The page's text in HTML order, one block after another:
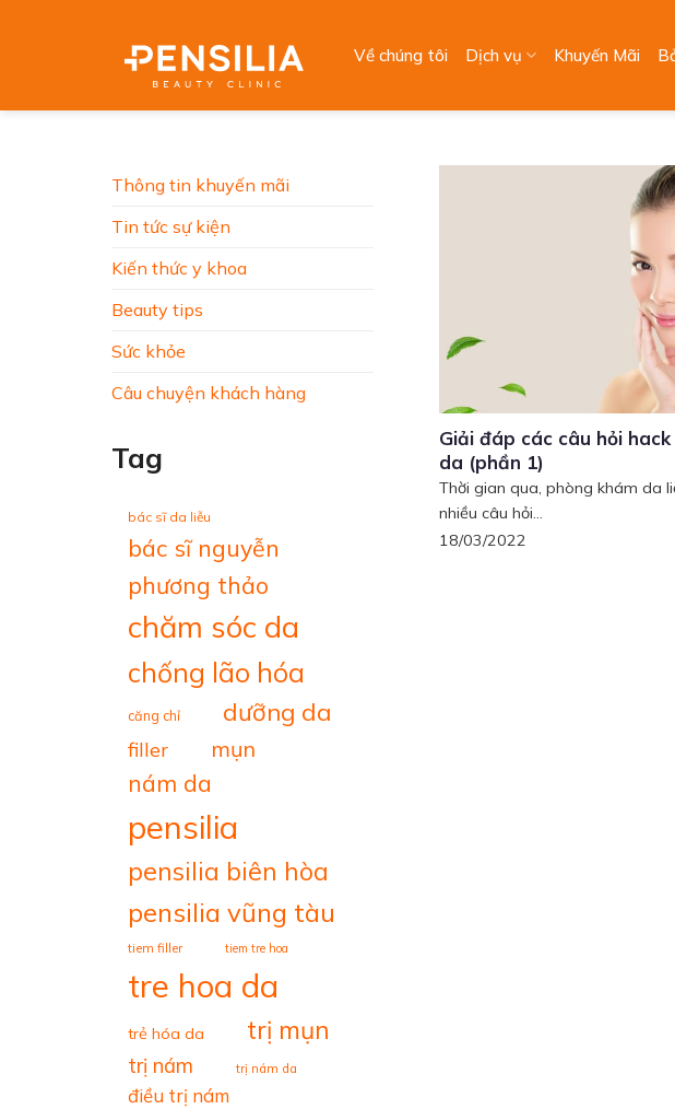
Về chúng tôi Dịch vụ Khuyến Mãi
Thông tin khuyến mãi
Tin tức sự kiện
Kiến thức y khoa
Beauty tips
Sức khỏe
Câu chuyện khách hàng
Tag
bác sĩ da liễu
bác sĩ nguyễn
phương thảo
chăm sóc da
chống lão hóa
căng chỉ dưỡng da
filler mụn
nám da
pensilia
pensilia biên hòa
pensilia vũng tàu
tiem filler tiem tre hoa
tre hoa da
trẻ hóa da trị mụn
trị nám trị nám da
điều trị nám
Giải đáp các câu hỏi
da (phần 1)
Thời gian qua, phòng khám da
nhiều câu hỏi...
18/03/2022